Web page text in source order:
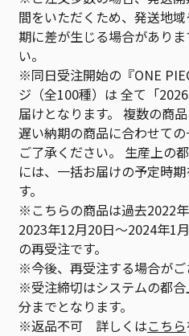
間をいただくため、発送地
期に差が生じる場合があり
い。
※同日受注開始の『ONE
ジ（全100種）は 全て「
届けとなります。 複数の商
遅い納期の商品に合わせて
ご了承ください。 生産上の
には、一括お届けの予定時
す。
※こちらの商品は過去2022年
2023年12月20日～2024年1
の再受注です。
※今後、再受注する場合がご
※受注締切はシステムの都
分までとなります。
※返品不可 詳しくはこちら